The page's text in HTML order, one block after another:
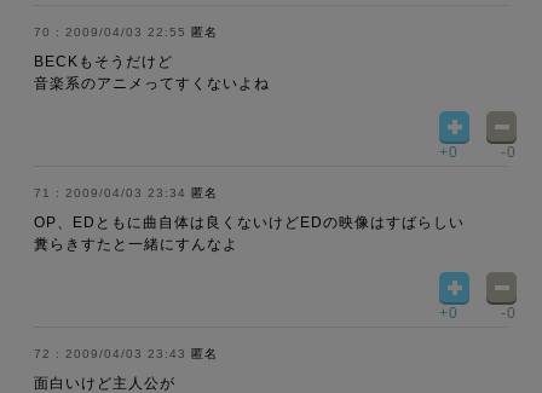
2009/04/03 22:55 匿名
BECKもそうだけど
音楽系のアニメってすくないよね
+0 -0
2009/04/03 23:34 匿名
OP、EDともに曲自体は良くないけどEDの映像はすばらしい
糞らきすたと一緒にすんなよ
+0 -0
2009/04/03 23:43 匿名
面白いけど主人公が